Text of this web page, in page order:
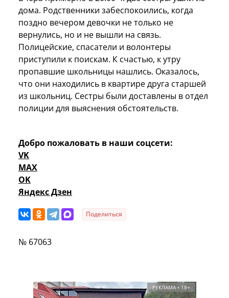
дома. Родственники забеспокоились, когда
поздно вечером девочки не только не
вернулись, но и не вышли на связь.
Полицейские, спасатели и волонтеры
приступили к поискам. К счастью, к утру
пропавшие школьницы нашлись. Оказалось,
что они находились в квартире друга старшей
из школьниц. Сестры были доставлены в отдел
полиции для выяснения обстоятельств.
Добро пожаловать в наши соцсети:
VK
MAX
OK
Яндекс Дзен
Поделиться
№ 67063
РЕКЛАМА • 18+